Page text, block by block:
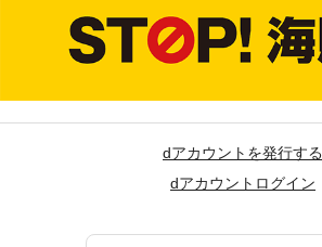
dアカウントを発行する
dアカウントログイン